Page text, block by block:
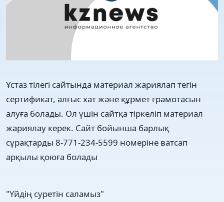
Ұстаз тілегі сайтында материал жариялап тегін
сертификат, алғыс хат және құрмет грамотасын
алуға болады. Ол үшін сайтқа тіркеліп материал
жариялау керек. Сайт бойынша барлық
сұрақтарды 8-771-234-5599 номеріне ватсап
арқылы қоюға болады
"Үйдің суретін саламыз"